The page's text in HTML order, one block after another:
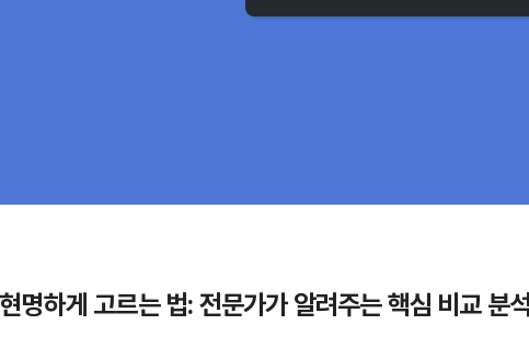
명하게 고르는 법: 전문가가 알려주는 핵심 비교 분